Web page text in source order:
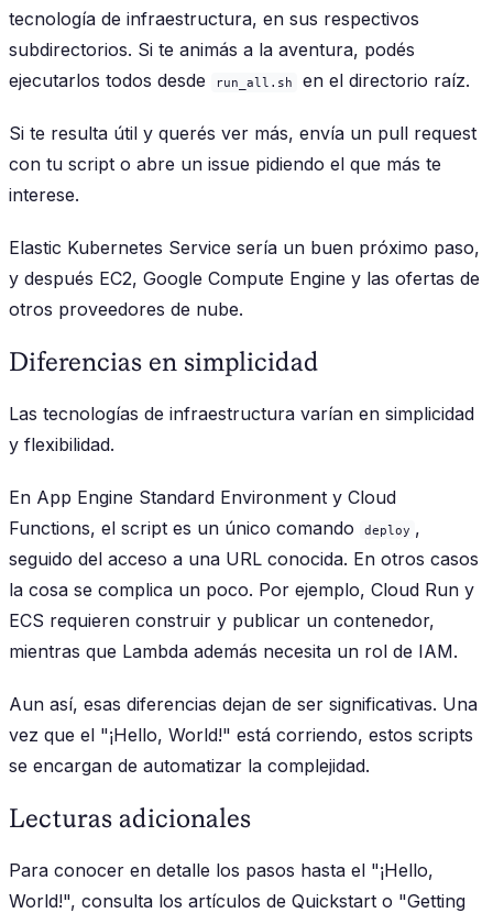
tecnología de infraestructura, en sus respectivos
subdirectorios. Si te animás a la aventura, podés
ejecutarlos todos desde
run_all.sh en el directorio raíz.
Si te resulta útil y querés ver más, envía un pull request
con tu script o abre un issue pidiendo el que más te
interese.
Elastic Kubernetes Service sería un buen próximo paso,
y después EC2, Google Compute Engine y las ofertas de
otros proveedores de nube.
Diferencias en simplicidad
Las tecnologías de infraestructura varían en simplicidad
y flexibilidad.
En App Engine Standard Environment y Cloud
Functions, el script es un único comando
deploy ,
seguido del acceso a una URL conocida. En otros casos
la cosa se complica un poco. Por ejemplo, Cloud Run y
ECS requieren construir y publicar un contenedor,
mientras que Lambda además necesita un rol de IAM.
Aun así, esas diferencias dejan de ser significativas. Una
vez que el "¡Hello, World!" está corriendo, estos scripts
se encargan de automatizar la complejidad.
Lecturas adicionales
Para conocer en detalle los pasos hasta el "¡Hello,
World!", consulta los artículos de Quickstart o "Getting